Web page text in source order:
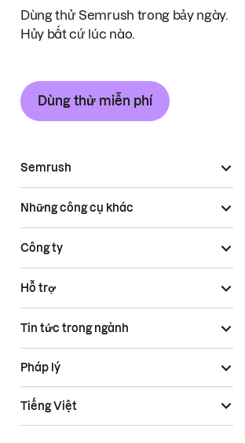
Dùng thử Semrush trong bảy ngày.
Hủy bất cứ lúc nào.
Dùng thử miễn phí
Semrush
Những công cụ khác
Công ty
Hỗ trợ
Tin tức trong ngành
Pháp lý
Tiếng Việt